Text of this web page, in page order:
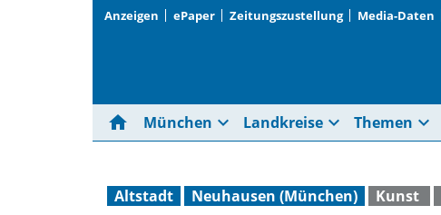
Anzeigen ePaper Zeitungszustellung Media-Daten
home München expand_more Landkreise expand_more Themen expand_more
Altstadt Neuhausen (München) Kunst